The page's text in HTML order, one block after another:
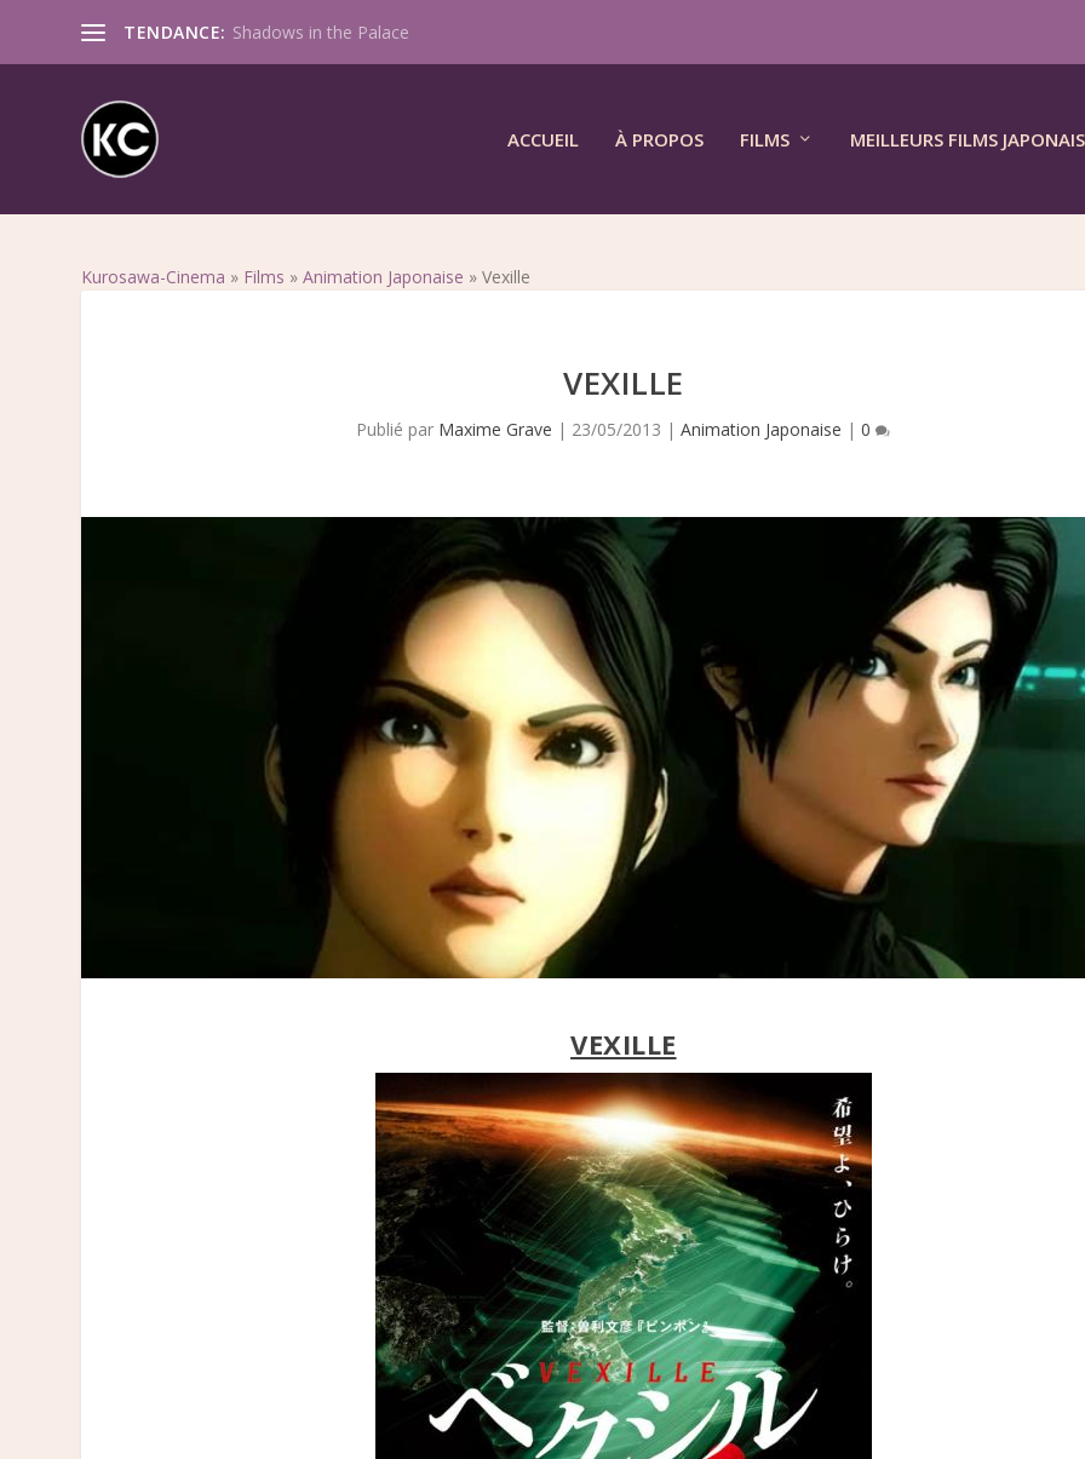
TENDANCE: Shadows in the Palace
ACCUEIL À PROPOS FILMS MEILLEURS FILMS JAPONAIS
Kurosawa-Cinema » Films »Animation Japonaise »Vexille
VEXILLE
Publié par Maxime Grave | 23/05/2013 |Animation Japonaise |0
VEXILLE